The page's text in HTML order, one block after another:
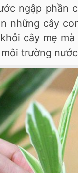
ngập phần
những cây
cây mẹ
trường